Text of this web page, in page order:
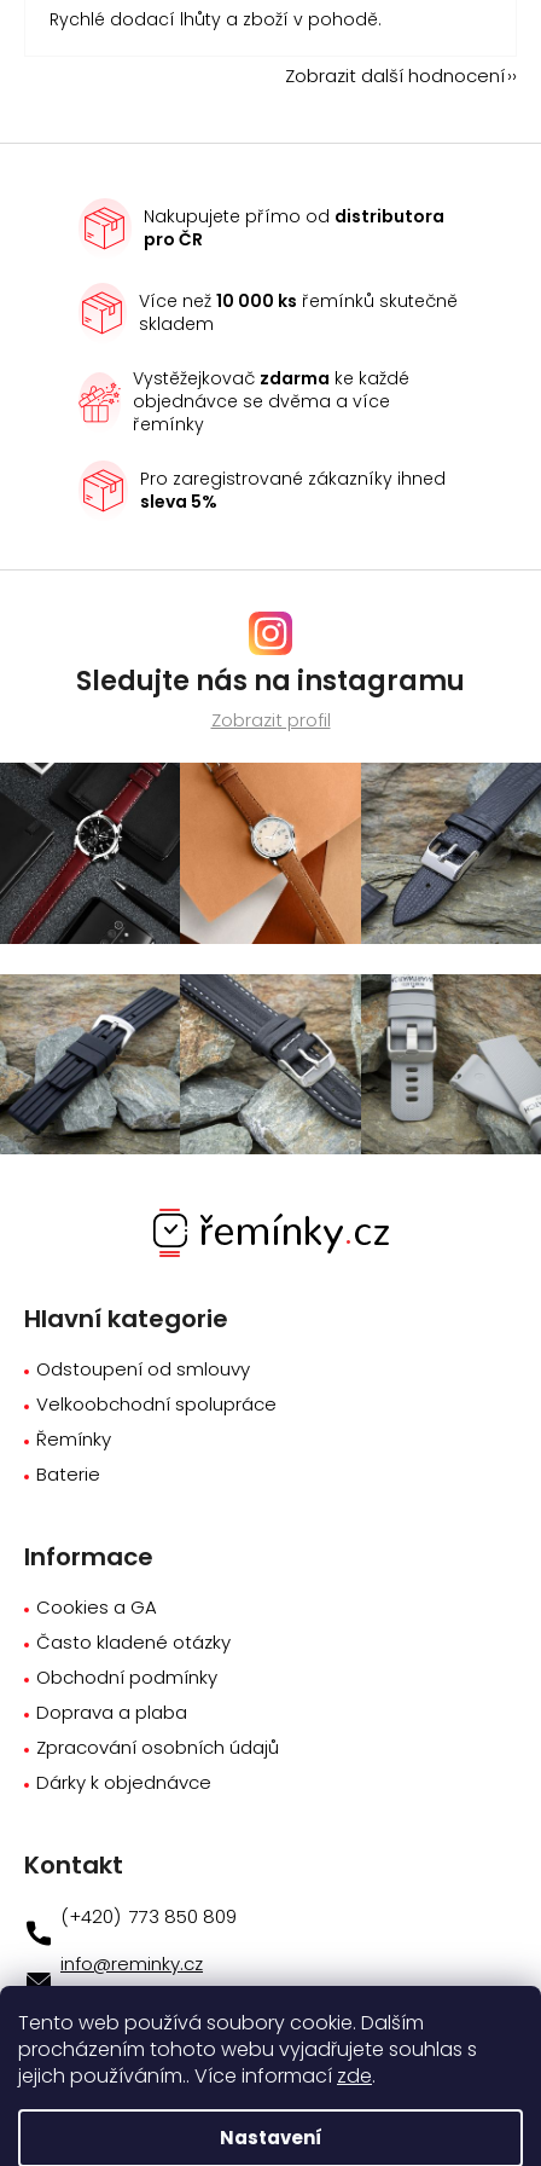
Tento web používá soubory cookie. Dalším
procházením tohoto webu vyjadřujete souhlas s
jejich používáním.. Více informací zde.
Nastavení
Rychlé dodací lhůty a zboží v pohodě.
Zobrazit další hodnocení
Nakupujete přímo od distributora
pro ČR
Více než10 000 ks řemínků skutečně
skladem
Vystěžejkovač zdarma ke každé
objednávce se dvěma a více
řemínky
Pro zaregistrované zákazníky ihned
sleva 5%
Sledujte nás na instagramu
Zobrazit profil
Hlavní kategorie
Odstoupení od smlouvy
Velkoobchodní spolupráce
Řemínky
Baterie
Informace
Cookies a GA
Často kladené otázky
Obchodní podmínky
Doprava a plaba
Zpracování osobních údajů
Dárky k objednávce
Kontakt
info@reminky.cz
773 850 809
773 850 809
Novinky na facebooku
Instagram